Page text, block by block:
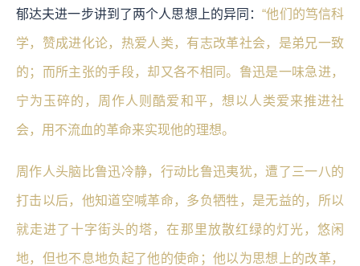
郁达夫进一步讲到了两个人思想上的异同：“他们的笃信科
学，赞成进化论，热爱人类，有志改革社会，是弟兄一致
的；而所主张的手段，却又各不相同。鲁迅是一味急进，
宁为玉碎的，周作人则酷爱和平，想以人类爱来推进社
会，用不流血的革命来实现他的理想。
周作人头脑比鲁迅冷静，行动比鲁迅夷犹，遭了三一八的
打击以后，他知道空喊革命，多负牺牲，是无益的，所以
就走进了十字街头的塔，在那里放散红绿的灯光，悠闲
地，但也不息地负起了他的使命；他以为思想上的改革，